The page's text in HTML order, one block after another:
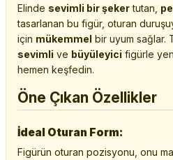
Elinde sevimli bir şekertutan,
tasarlanan bu figür, oturan
için mükemmel bir uyum sağlar.
sevimli ve büyüleyici figürle
hemen keşfedin.
Öne Çıkan Özellikler
İdeal Oturan Form:
Figürün oturan pozisyonu, onu